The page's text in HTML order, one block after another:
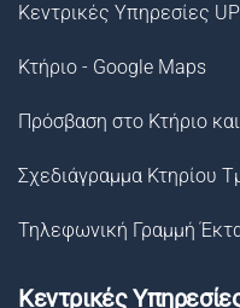
Κεντρικές Υπηρεσίες
Κτήριο - Google Maps
Πρόσβαση στο Κτήριο
Σχεδιάγραμμα Κτηρίου
Τηλεφωνική Γραμμή
Κεντρικές